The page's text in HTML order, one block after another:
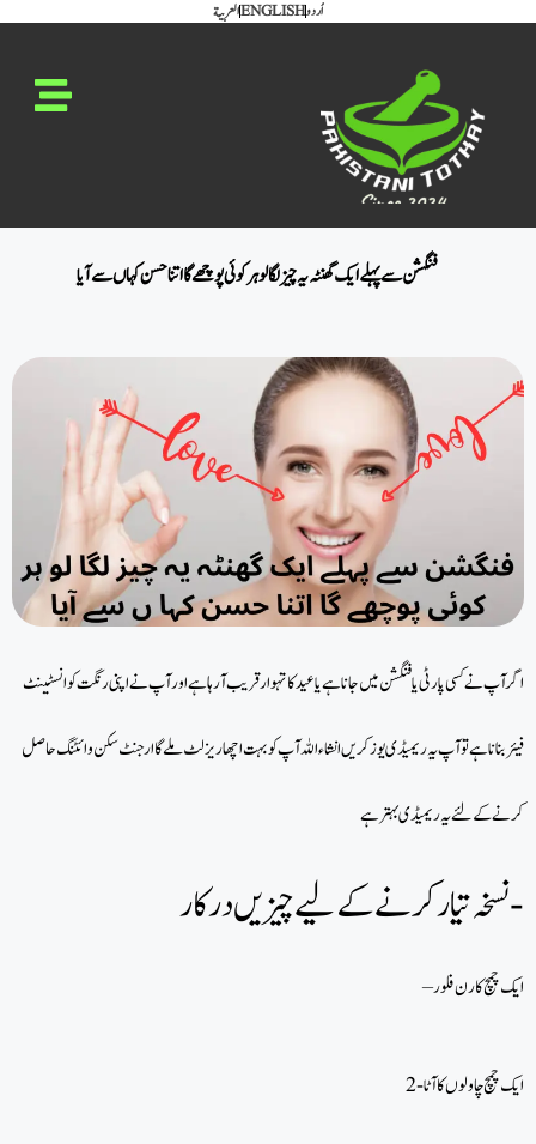
العربيةENGLISHاُردو
فنگشن سے پہلے ایک گھنٹہ یہ چیز لگا لو ہر کوئی پوچھے گا اتنا حسن کہا ں سے آیا
اگر آپ نے کسی پارٹی یا فنگشن میں جانا ہے یا عید کا تہوار قریب آ رہا ہے اور آپ نے اپنی رنگت کو انسٹینٹ
فیئر بنانا ہے تو آپ یہ ریمیڈی یوز کریں انشاءاللہ آپ کو بہت اچھا ریزلٹ ملے گا ارجنٹ سکن وائٹنگ حاصل
کرنے کے لئے یہ ریمیڈی بہتر ہے
نسخہ تیارکرنے کے لیے چیزیں درکار-
– ایک چمچ کارن فلور
2- ایک چمچ چاولوں کا آٹا